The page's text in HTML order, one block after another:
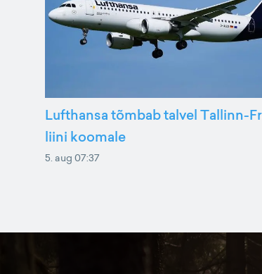
Lufthansa tõmbab talvel Tallinn-
liini koomale
5. aug 07:37